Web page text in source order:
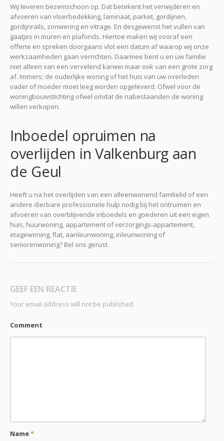
Wij leveren bezemschoon op. Dat betekent het verwijderen en
afvoeren van vloerbedekking, laminaat, parket, gordijnen,
gordijnrails, zonwering en vitrage. En desgewenst het vullen van
gaatjes in muren en plafonds. Hiertoe maken wij vooraf een
offerte en spreken doorgaans vlot een datum af waarop wij onze
werkzaamheden gaan verrichten. Daarmee bent u en uw familie
niet alleen van een vervelend karwei maar ook van een grote zorg
af. Immers; de ouderlijke woning of het huis van uw overleden
vader of moeder moet leeg worden opgeleverd. Ofwel voor de
woningbouwstichting ofwel omdat de nabestaanden de woning
willen verkopen.
Inboedel opruimen na
overlijden in Valkenburg aan
de Geul
Heeft u na het overlijden van een alleenwonend familielid of een
andere dierbare professionele hulp nodig bij het ontruimen en
afvoeren van overblijvende inboedels en goederen uit een eigen
huis, huurwoning, appartement of verzorgings-appartement,
etagewoning, flat, aanleunwoning, inleunwoning of
seniorenwoning? Bel ons gerust.
GEEF EEN REACTIE
Your email address will not be published.
Comment
Name*